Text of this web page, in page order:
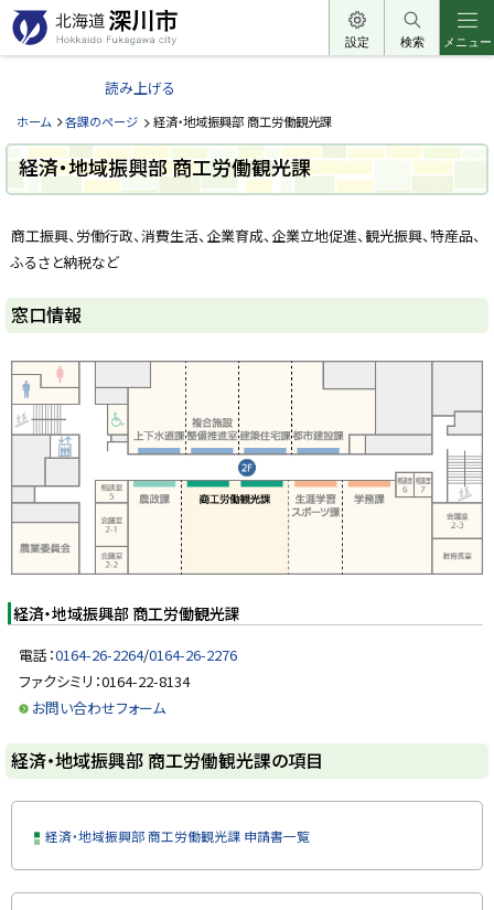
本
文
へ
ュ
へ
北
道
深
川
市
o
k
k
d
o
F
k
a
w
t
y
設定 検索 メニュー
読み上げる
ホーム 各課のページ 経済・地域振興部 商工労働観光課
経済・地域振興部 商工労働観光課
ジ
内
次
窓
情
報
済
商
労
働
商工振興、労働行政、消費生活、企業育成、企業立地促進、観光振興、特産品、
ふるさと納税など
窓口情報
経済・地域振興部 商工労働観光課
電話：0164-26-2264/0164-26-2276
ファクシミリ：0164-22-8134
お問い合わせフォーム
ト
ッ
プ
戻
る
経済・地域振興部 商工労働観光課の項目
経済・地域振興部 商工労働観光課 申請書一覧